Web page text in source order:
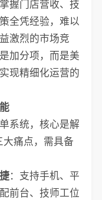
握门店营收、技
全凭经验，难以
激烈的市场竞
加分项，而是美
现精细化运营的
系统，核心是解
大痛点，需具备
：支持手机、平
前台、技师工位